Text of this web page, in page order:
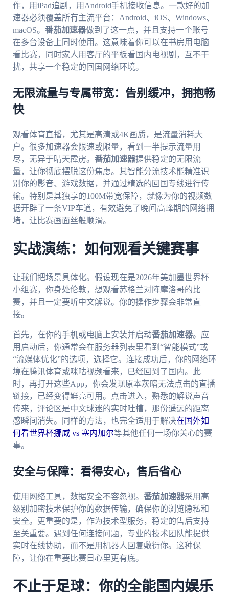
作，用iPad追剧，用Android手机接收信息。一款好的加
速器必须覆盖所有主流平台：Android、iOS、Windows、
macOS。 番茄加速器做到了这一点，并且支持一个账号
在多台设备上同时使用。这意味着你可以在书房用电脑
看比赛，同时家人用客厅的平板看国内电视剧，互不干
扰，共享一个稳定的回国网络环境。
无限流量与专属带宽：告别缓冲，拥抱畅
快
观看体育直播，尤其是高清或4K画质，是流量消耗大
户。很多加速器会限速或限量，看到一半提示流量用
尽，无异于晴天霹雳。 番茄加速器提供稳定的无限流
量，让你彻底摆脱这份焦虑。其智能分流技术能精准识
别你的影音、游戏数据，并通过精选的回国专线进行传
输。特别是其独享的100M带宽保障，就像为你的视频数
据开辟了一条VIP车道，有效避免了晚间高峰期的网络拥
堵，让比赛画面丝般顺滑。
实战演练：如何观看关键赛事
让我们把场景具体化。假设现在是2026年美加墨世界杯
小组赛，你身处伦敦，想观看苏格兰对阵摩洛哥的比
赛，并且一定要听中文解说。你的操作步骤会非常直
接。
首先，在你的手机或电脑上安装并启动番茄加速器。应
用启动后，你通常会在服务器列表里看到“智能模式”或
“流媒体优化”的选项，选择它。连接成功后，你的网络环
境在腾讯体育或咪咕视频看来，已经回到了国内。此
时，再打开这些App，你会发现原本灰暗无法点击的直播
链接，已经变得鲜亮可用。点击进入，熟悉的解说声音
传来，评论区是中文球迷的实时吐槽，那份遥远的距离
感瞬间消失。同样的方法，也完全适用于解决在国外如
何看世界杯挪威 vs 塞内加尔等其他任何一场你关心的赛
事。
安全与保障：看得安心，售后省心
使用网络工具，数据安全不容忽视。 番茄加速器采用高
级别加密技术保护你的数据传输，确保你的浏览隐私和
安全。更重要的是，作为技术型服务，稳定的售后支持
至关重要。遇到任何连接问题，专业的技术团队能提供
实时在线协助，而不是用机器人回复敷衍你。这种保
障，让你在重要比赛日心里更有底。
不止于足球：你的全能国内娱乐